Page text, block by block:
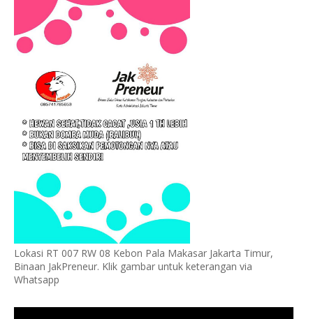
Lokasi RT 007 RW 08 Kebon Pala Makasar Jakarta Timur,
Binaan JakPreneur. Klik gambar untuk keterangan via
Whatsapp